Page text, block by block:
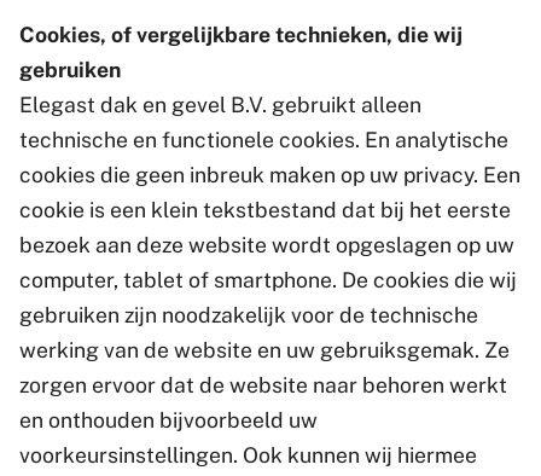
Cookies, of vergelijkbare technieken, die wij
gebruiken
Elegast dak en gevel B.V. gebruikt alleen
technische en functionele cookies. En analytische
cookies die geen inbreuk maken op uw privacy. Een
cookie is een klein tekstbestand dat bij het eerste
bezoek aan deze website wordt opgeslagen op uw
computer, tablet of smartphone. De cookies die wij
gebruiken zijn noodzakelijk voor de technische
werking van de website en uw gebruiksgemak. Ze
zorgen ervoor dat de website naar behoren werkt
en onthouden bijvoorbeeld uw
voorkeursinstellingen. Ook kunnen wij hiermee